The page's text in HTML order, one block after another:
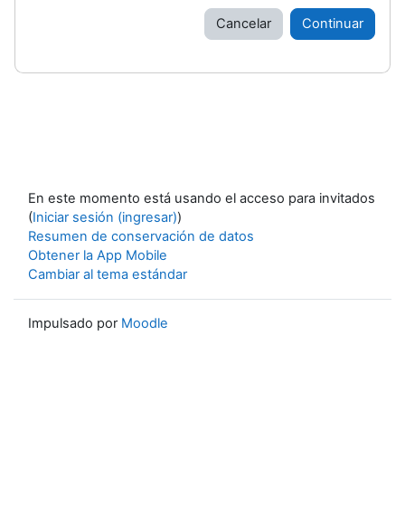
Cancelar Continuar
En este momento está usando el acceso para invitados
(Iniciar sesión (ingresar))
Resumen de conservación de datos
Obtener la App Mobile
Cambiar al tema estándar
Impulsado por Moodle